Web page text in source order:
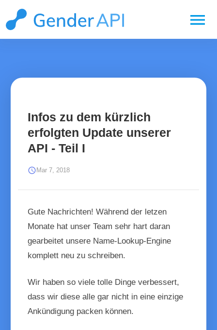
menu
Infos zu dem kürzlich
erfolgten Update unserer
API - Teil I
schedule Mar 7, 2018
Gute Nachrichten! Während der letzen
Monate hat unser Team sehr hart daran
gearbeitet unsere Name-Lookup-Engine
komplett neu zu schreiben.
Wir haben so viele tolle Dinge verbessert,
dass wir diese alle gar nicht in eine einzige
Ankündigung packen können.